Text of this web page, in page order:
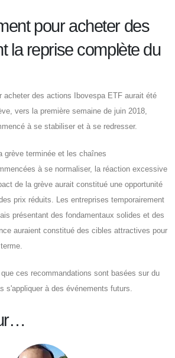
pour acheter des
la reprise complète du
acheter des actions Ibovespa ETF aurait été
vers la première semaine de juin 2018,
à se stabiliser et à se redresser.
grève terminée et les chaînes
à se normaliser, la réaction excessive
de la grève aurait constitué une opportunité
prix réduits. Les entreprises temporairement
présentant des fondamentaux solides et des
auraient constitué des cibles attractives pour
que ces recommandations sont basées sur du
s'appliquer à des événements futurs.